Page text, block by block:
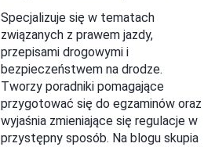
Specjalizuje się w tematach
związanych z prawem jazdy,
przepisami drogowymi i
bezpieczeństwem na drodze.
Tworzy poradniki pomagające
przygotować się do egzaminów oraz
wyjaśnia zmieniające się regulacje w
przystępny sposób. Na blogu skupia